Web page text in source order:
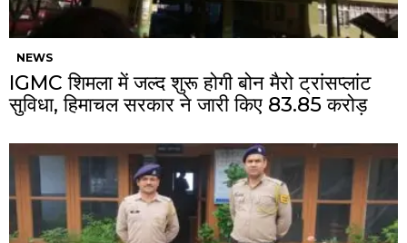
NEWS
IGMC शिमला में जल्द शुरू होगी बोन मैरो ट्रांसप्लांट
सुविधा, हिमाचल सरकार ने जारी किए ₹83.85 करोड़